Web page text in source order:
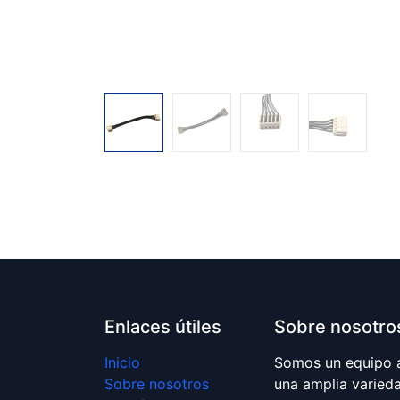
Enlaces útiles
Inicio
Sobre nosotros
Sobre
Somos un
una amplia